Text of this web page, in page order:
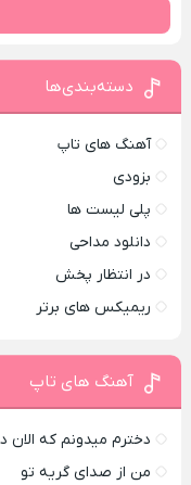
دسته‌بندی‌ها
آهنگ های تاپ
بزودی
پلی لیست ها
دانلود مداحی
در انتظار پخش
ریمیکس های برتر
آهنگ های تاپ
دخترم میدونم که الان
من از صدای گريه تو